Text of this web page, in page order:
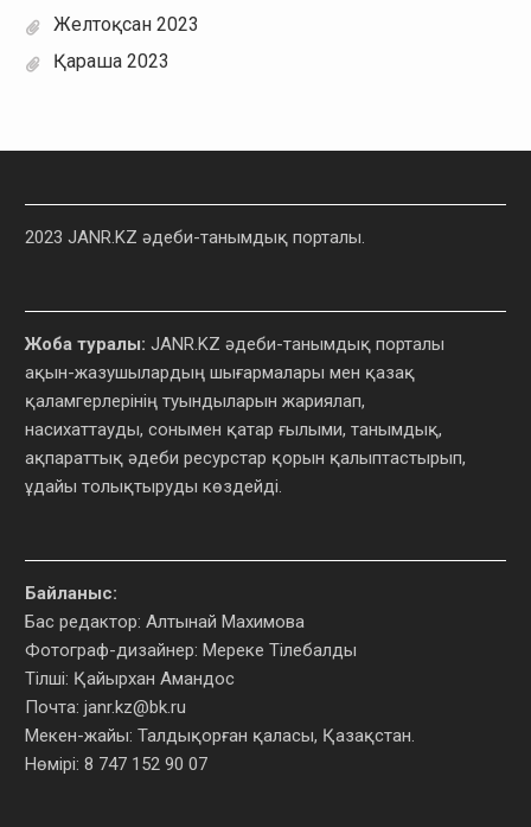
Желтоқсан 2023
Қараша 2023
2023 JANR.KZ әдеби-танымдық порталы.
Жоба туралы: JANR.KZ әдеби-танымдық порталы
ақын-жазушылардың шығармалары мен қазақ
қаламгерлерінің туындыларын жариялап,
насихаттауды, сонымен қатар ғылыми, танымдық,
ақпараттық әдеби ресурстар қорын қалыптастырып,
ұдайы толықтыруды көздейді.
Байланыс:
Бас редактор: Алтынай Махимова
Фотограф-дизайнер: Мереке Тілебалды
Тілші: Қайырхан Амандос
Почта:janr.kz@bk.ru
Мекен-жайы: Талдықорған қаласы, Қазақстан.
Нөмірі: 8 747 152 90 07